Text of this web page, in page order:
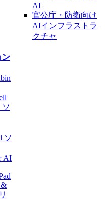
AI
官公庁・防衛向け
AIインフラストラ
クチャ
ン
ソ
ソ
AI